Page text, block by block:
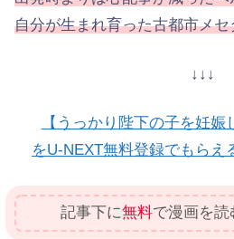
自分が生まれ育った古都市メ
↓↓↓
【うっかり陛下の子を妊娠
をU-NEXT無料登録でもらえ
記事下に無料で漫画を読